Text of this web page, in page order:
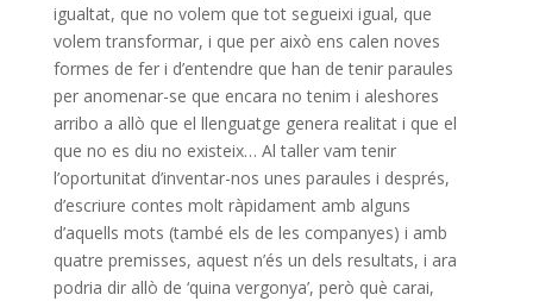
igualtat, que no volem que tot segueixi igual, que
volem transformar, i que per això ens calen noves
formes de fer i d’entendre que han de tenir paraules
per anomenar-se que encara no tenim i aleshores
arribo a allò que el llenguatge genera realitat i que el
que no es diu no existeix… Al taller vam tenir
l’oportunitat d’inventar-nos unes paraules i després,
d’escriure contes molt ràpidament amb alguns
d’aquells mots (també els de les companyes) i amb
quatre premisses, aquest n’és un dels resultats, i ara
podria dir allò de ‘quina vergonya’, però què carai,